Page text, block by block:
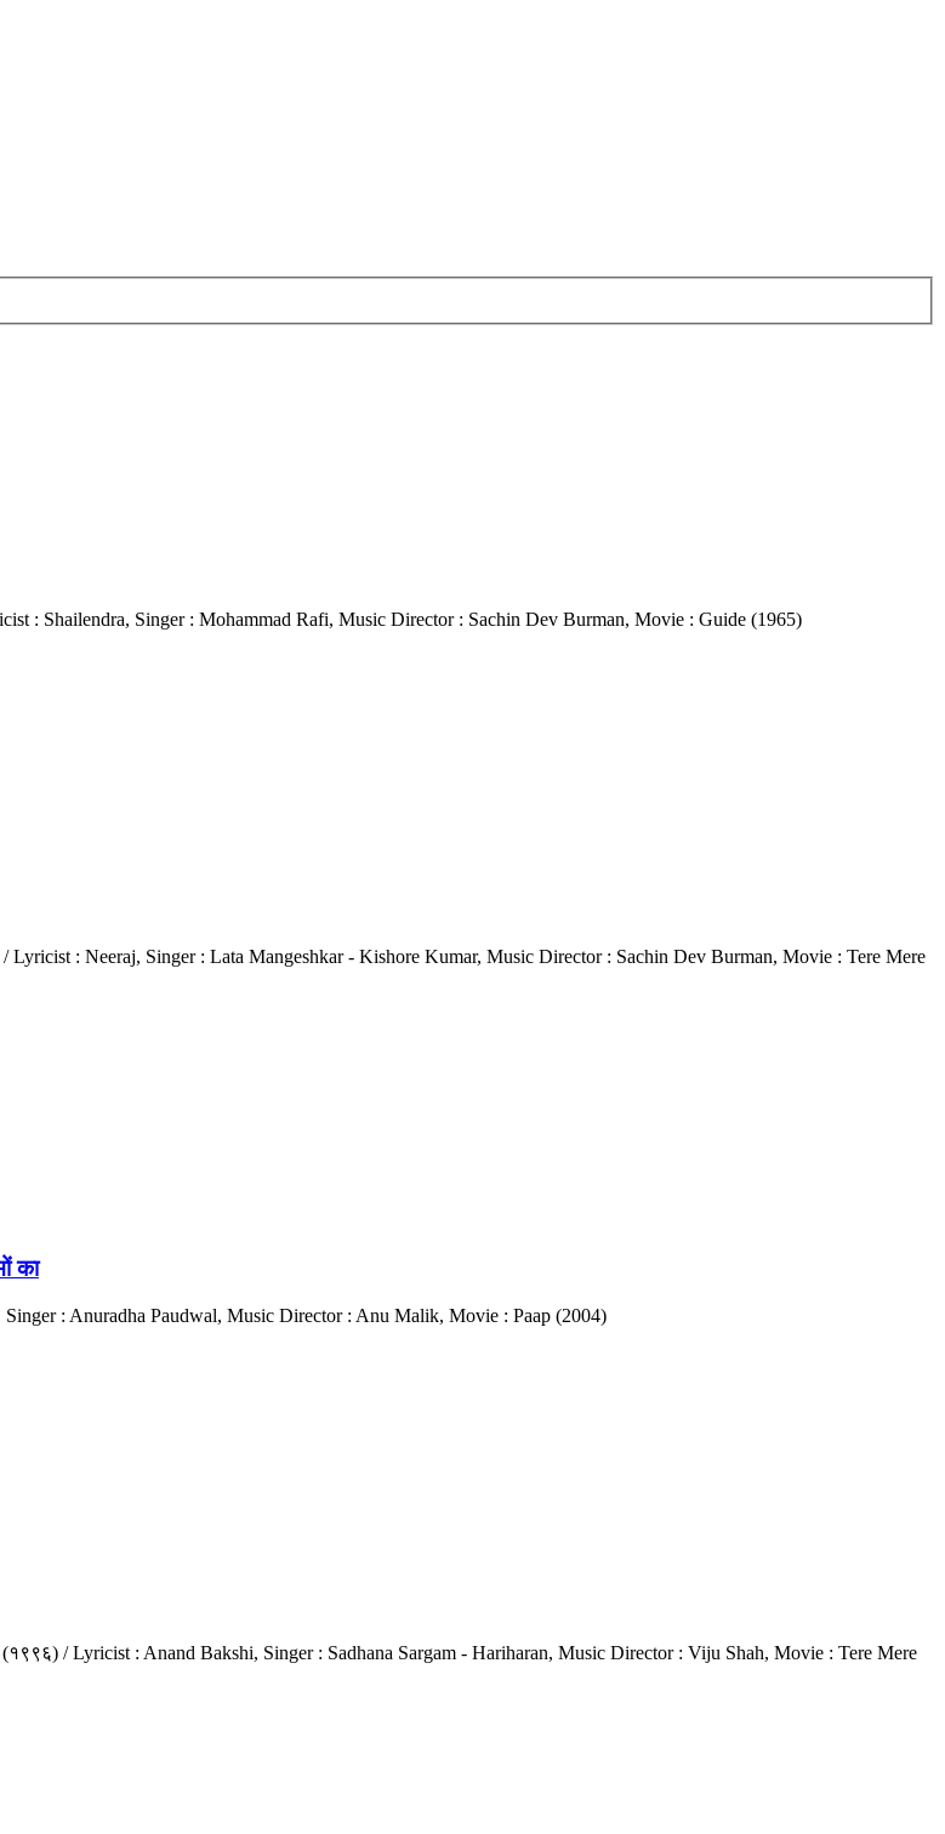
: Shailendra, Singer : Mohammad Rafi, Music Director : Sachin Dev Burman, Movie : Guide (1965)
Lyricist : Neeraj, Singer : Lata Mangeshkar - Kishore Kumar, Music Director : Sachin Dev Burman, Movie : Tere Mere
का
: Anuradha Paudwal, Music Director : Anu Malik, Movie : Paap (2004)
/ Lyricist : Anand Bakshi, Singer : Sadhana Sargam - Hariharan, Music Director : Viju Shah, Movie : Tere Mere